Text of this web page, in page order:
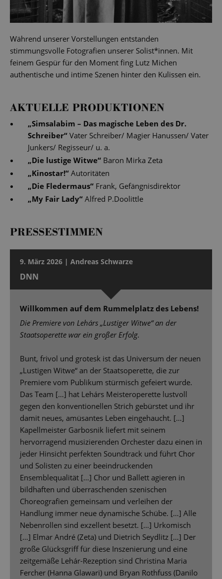
Während unserer Vorstellungen entstanden
stimmungsvolle Fotografien unserer Solist*innen. Mit
feinem Gespür für den Moment fing Lutz Michen
authentische und intime Szenen hinter den Kulissen ein.
AKTUELLE PRODUKTIONEN
„Simsalabim – Das magische Leben des Dr.
Schreiber“ Vater Schreiber/ Magier Hanussen/ Vater
Junkers/ Regisseur/ u. a.
„Die lustige Witwe“ Baron Mirka Zeta
„Kinostar!“ Autoritäten
„Die Fledermaus“ Frank, Gefängnisdirektor
„My Fair Lady“ Alfred P.Doolittle
PRESSESTIMMEN
9. März 2026 | Andreas Schwarze
DNN
Willkommen auf dem Rummelplatz des Lebens!
Die Premiere von Lehárs „Lustiger Witwe“ an der
Staatsoperette war ein großer Erfolg.
Bunt, frivol und grotesk ist das Universum der neuen
„Lustigen Witwe“ an der Staatsoperette, die zur
Premiere vom Publikum stürmisch gefeiert wurde.
Das Team […] hat Lehárs Meisteroperette lustvoll
gegen den konventionellen Strich gebürstet und ihr
damit neues, amüsantes Leben eingehaucht. […]
Kapellmeister Garbosnik liefert mit seinem
hervorragend musizierenden Orchester dazu einen in
jeder Hinsicht perfekten Soundtrack und führt Chor
und Solisten zu einer beeindruckenden
Ensemblequalität […] Chor und Ballett agieren in
bildhaften und überraschenden szenischen
Choreografien gemeinsam und verleihen der
Handlung immer neue dynamische Schübe. […] Alle
Nebenrollen sind exzellent besetzt. […] Urkomisch
[…] Elmar André (Zeta) und Dietrich Seydlitz […] Der
große Glücksgriff für diese Inszenierung und eine
zeitgemäße Lehár-Rezeption sind Christina Maria
Fercher (Hanna Glawari) und Bryan Rothfuss (Danilo